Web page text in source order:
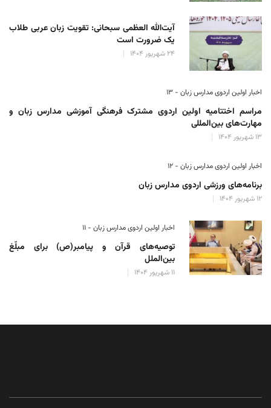
آیت‌الله العظمی سبحانی: تقویت زبان عربی طلاب
یک ضرورت است
۲۴ شهریور ۱۴۰۴
اخبار اولین اردوی مدارس زبان - ۱۳
مراسم اختتامیه اولین اردوی مشترک فرهنگی آموزشی مدارس زبان و
مهارت‌های بین‌المللی
۱۳ شهریور ۱۴۰۴
اخبار اولین اردوی مدارس زبان - ۱۲
برنامه‌های ورزشی اردوی مدارس زبان
۱۲ شهریور ۱۴۰۴
اخبار اولین اردوی مدارس زبان - ۱۱
توصیه‌های قرآن و پیامبر(ص) برای مبلّغ
بین‌الملل
۱۱ شهریور ۱۴۰۴